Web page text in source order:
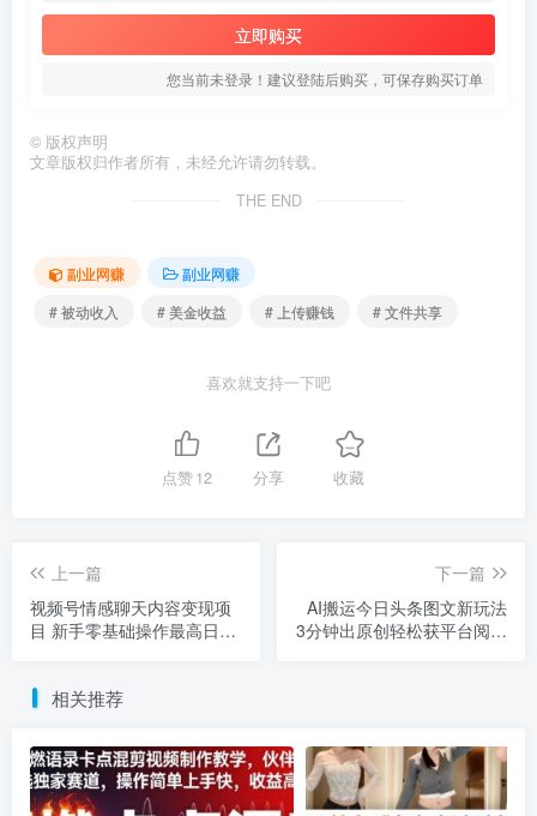
立即购买
您当前未登录！建议登陆后购买，可保存购买订单
© 版权声明
文章版权归作者所有，未经允许请勿转载。
THE END
副业网赚
副业网赚
# 被动收入
# 美金收益 # 上传赚钱 # 文件共享
喜欢就支持一下吧
点赞12 分享 收藏
上一篇
视频号情感聊天内容变现项
目 新手零基础操作最高日入
下一篇
AI搬运今日头条图文新玩法
3分钟出原创轻松获平台阅读
相关推荐